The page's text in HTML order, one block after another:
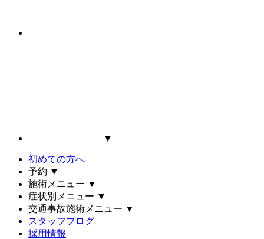
▼
初めての方へ
予約 ▼
施術メニュー ▼
症状別メニュー ▼
交通事故施術メニュー ▼
スタッフブログ
採用情報